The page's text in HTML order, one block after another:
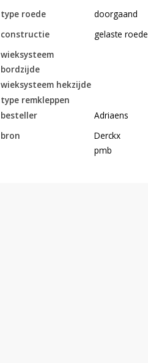
type roede
doorgaand
constructie
gelaste roede
wieksysteem
bordzijde
wieksysteem hekzijde
type remkleppen
besteller
Adriaens
bron
Derckx
pmb